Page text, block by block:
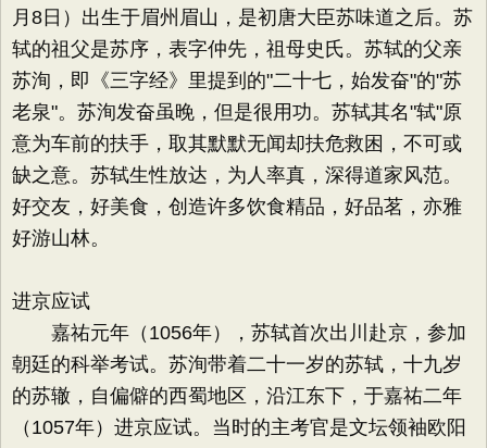
月8日）出生于眉州眉山，是初唐大臣苏味道之后。苏
轼的祖父是苏序，表字仲先，祖母史氏。苏轼的父亲
苏洵，即《三字经》里提到的"二十七，始发奋"的"苏
老泉"。苏洵发奋虽晚，但是很用功。苏轼其名"轼"原
意为车前的扶手，取其默默无闻却扶危救困，不可或
缺之意。苏轼生性放达，为人率真，深得道家风范。
好交友，好美食，创造许多饮食精品，好品茗，亦雅
好游山林。
进京应试
嘉祐元年（1056年），苏轼首次出川赴京，参加
朝廷的科举考试。苏洵带着二十一岁的苏轼，十九岁
的苏辙，自偏僻的西蜀地区，沿江东下，于嘉祐二年
（1057年）进京应试。当时的主考官是文坛领袖欧阳